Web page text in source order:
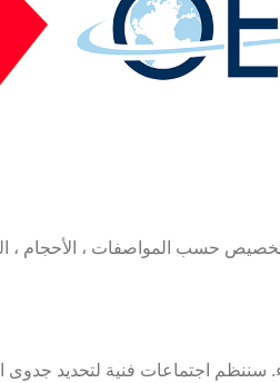
سننظم اجتماعات فنية لتحديد